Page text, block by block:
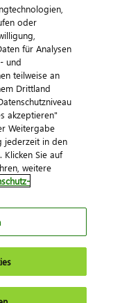
Kontakt
oder
für Analysen
und
teilweise an
Drittland
akzeptieren"
Weitergabe
jederzeit in den
Klicken Sie auf
weitere